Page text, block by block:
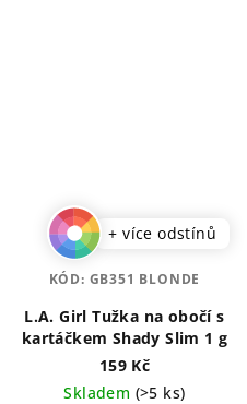
+ více odstínů
L.A. Girl Tužka na obočí s
kartáčkem Shady Slim 1 g
159 Kč
Skladem (>5 ks)
KÓD: GB351 BLONDE